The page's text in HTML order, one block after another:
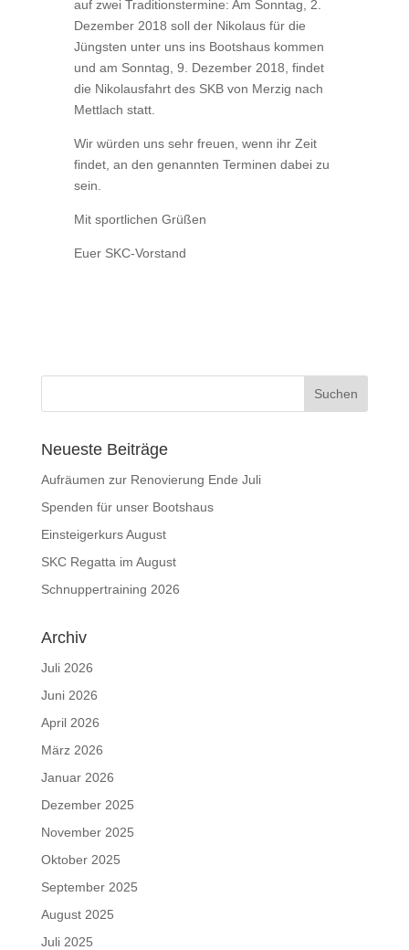
auf zwei Traditionstermine: Am Sonntag, 2.
Dezember 2018 soll der Nikolaus für die
Jüngsten unter uns ins Bootshaus kommen
und am Sonntag, 9. Dezember 2018, findet
die Nikolausfahrt des SKB von Merzig nach
Mettlach statt.
Wir würden uns sehr freuen, wenn ihr Zeit
findet, an den genannten Terminen dabei zu
sein.
Mit sportlichen Grüßen
Euer SKC-Vorstand
Neueste Beiträge
Aufräumen zur Renovierung Ende Juli
Spenden für unser Bootshaus
Einsteigerkurs August
SKC Regatta im August
Schnuppertraining 2026
Archiv
Juli 2026
Juni 2026
April 2026
März 2026
Januar 2026
Dezember 2025
November 2025
Oktober 2025
September 2025
August 2025
Juli 2025